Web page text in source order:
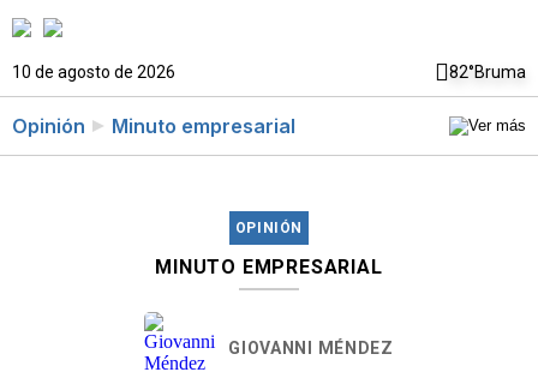
10 de agosto de 2026 82°Bruma
Opinión Minuto empresarial
OPINIÓN
MINUTO EMPRESARIAL
GIOVANNI MÉNDEZ